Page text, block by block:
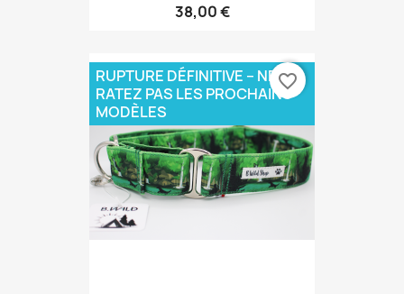
38,00 €
RUPTURE DÉFINITIVE – NE
RATEZ PAS LES PROCHAINS
MODÈLES
favorite_border